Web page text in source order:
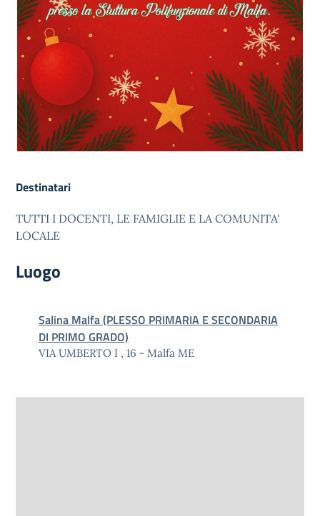
Destinatari
TUTTI I DOCENTI, LE FAMIGLIE E LA COMUNITA'
LOCALE
Luogo
Salina Malfa (PLESSO PRIMARIA E SECONDARIA
DI PRIMO GRADO)
VIA UMBERTO I , 16 - Malfa ME